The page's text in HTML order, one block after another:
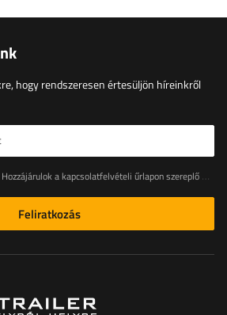
hogy rendszeresen értesüljön híreinkről
szereplő személyes adataimnak az Európai Parlament és a Tanács (EU) rendeletével összhangban történő kezeléséhez
Feliratkozás